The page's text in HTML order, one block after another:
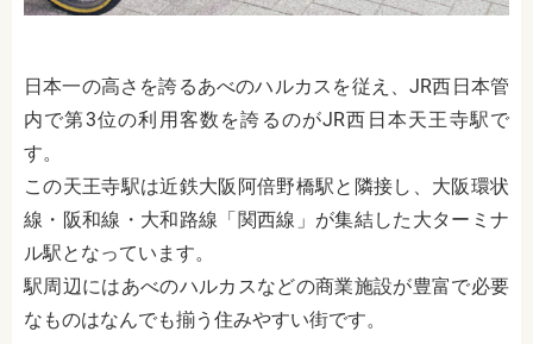
日本一の高さを誇るあべのハルカスを従え、JR西日本管
内で第3位の利用客数を誇るのがJR西日本天王寺駅で
す。
この天王寺駅は近鉄大阪阿倍野橋駅と隣接し、大阪環状
線・阪和線・大和路線「関西線」が集結した大ターミナ
ル駅となっています。
駅周辺にはあべのハルカスなどの商業施設が豊富で必要
なものはなんでも揃う住みやすい街です。